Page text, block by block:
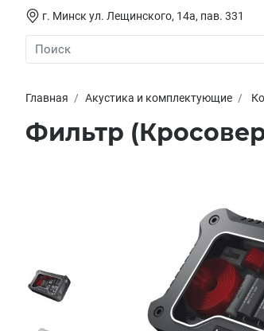
г. Минск ул. Лещинского, 14а, пав. 331
Главная Акустика и комплектующие
Фильтр